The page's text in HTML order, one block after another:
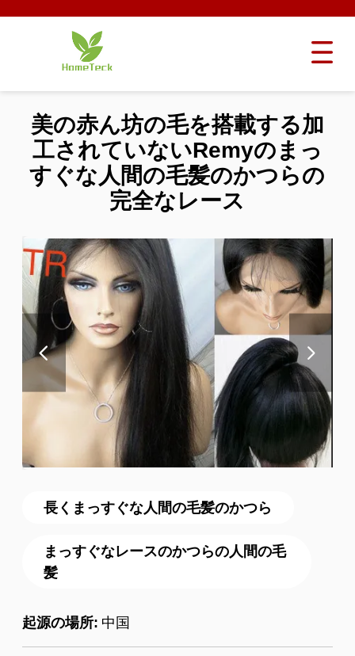
長くまっすぐな人間の毛髪のかつら
まっすぐなレースのかつらの人間の毛
髪
起源の場所: 中国
美の赤ん坊の毛を搭載する加
工されていないRemyのまっ
すぐな人間の毛髪のかつらの
完全なレース